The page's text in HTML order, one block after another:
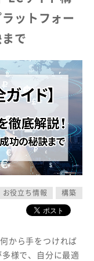
ットフォー
で
お役立ち情報 構築
から手をつければ
様で、自分に最適